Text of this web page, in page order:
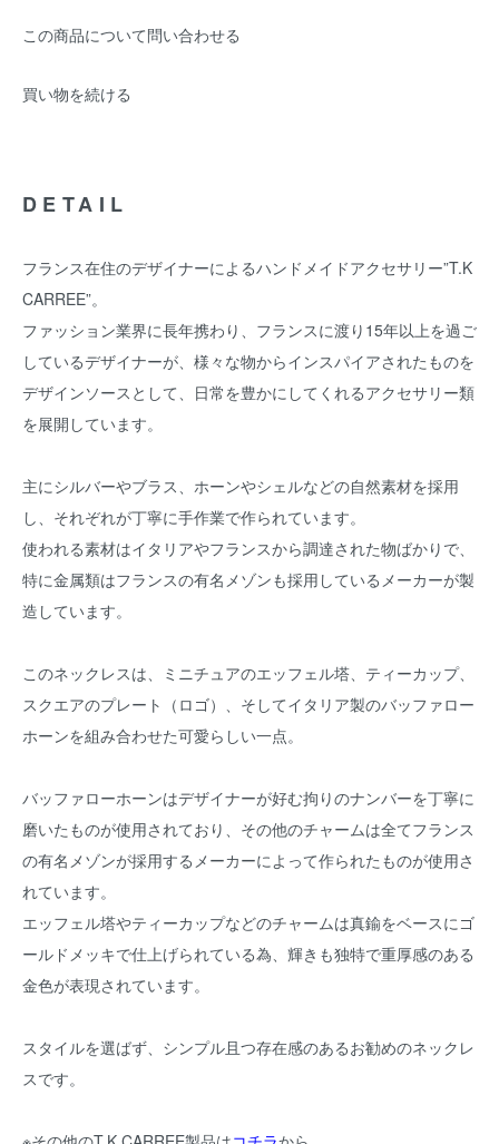
この商品について問い合わせる
買い物を続ける
DETAIL
フランス在住のデザイナーによるハンドメイドアクセサリー”T.K
CARREE”。
ファッション業界に長年携わり、フランスに渡り15年以上を過ご
しているデザイナーが、様々な物からインスパイアされたものを
デザインソースとして、日常を豊かにしてくれるアクセサリー類
を展開しています。
主にシルバーやブラス、ホーンやシェルなどの自然素材を採用
し、それぞれが丁寧に手作業で作られています。
使われる素材はイタリアやフランスから調達された物ばかりで、
特に金属類はフランスの有名メゾンも採用しているメーカーが製
造しています。
このネックレスは、ミニチュアのエッフェル塔、ティーカップ、
スクエアのプレート（ロゴ）、そしてイタリア製のバッファロー
ホーンを組み合わせた可愛らしい一点。
バッファローホーンはデザイナーが好む拘りのナンバーを丁寧に
磨いたものが使用されており、その他のチャームは全てフランス
の有名メゾンが採用するメーカーによって作られたものが使用さ
れています。
エッフェル塔やティーカップなどのチャームは真鍮をベースにゴ
ールドメッキで仕上げられている為、輝きも独特で重厚感のある
金色が表現されています。
スタイルを選ばず、シンプル且つ存在感のあるお勧めのネックレ
スです。